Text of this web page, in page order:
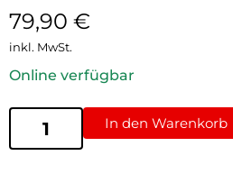
79,90 €
inkl. MwSt.
Online verfügbar
In den Warenkorb